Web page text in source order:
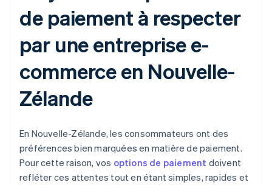
de paiement à respecter
par une entreprise e-
commerce en Nouvelle-
Zélande
En Nouvelle-Zélande, les consommateurs ont des
préférences bien marquées en matière de paiement.
Pour cette raison, vos options de paiement doivent
refléter ces attentes tout en étant simples, rapides et